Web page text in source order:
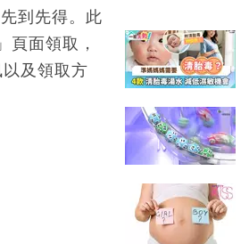
到先得。此
面領取，
及領取方